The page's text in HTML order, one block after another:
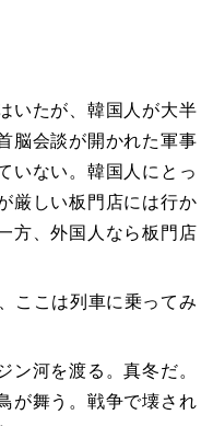
いたが、韓国人が大半
脳会談が開かれた軍事
いない。韓国人にとっ
厳しい板門店には行か
方、外国人なら板門店
ここは列車に乗ってみ
ン河を渡る。真冬だ。
が舞う。戦争で壊され